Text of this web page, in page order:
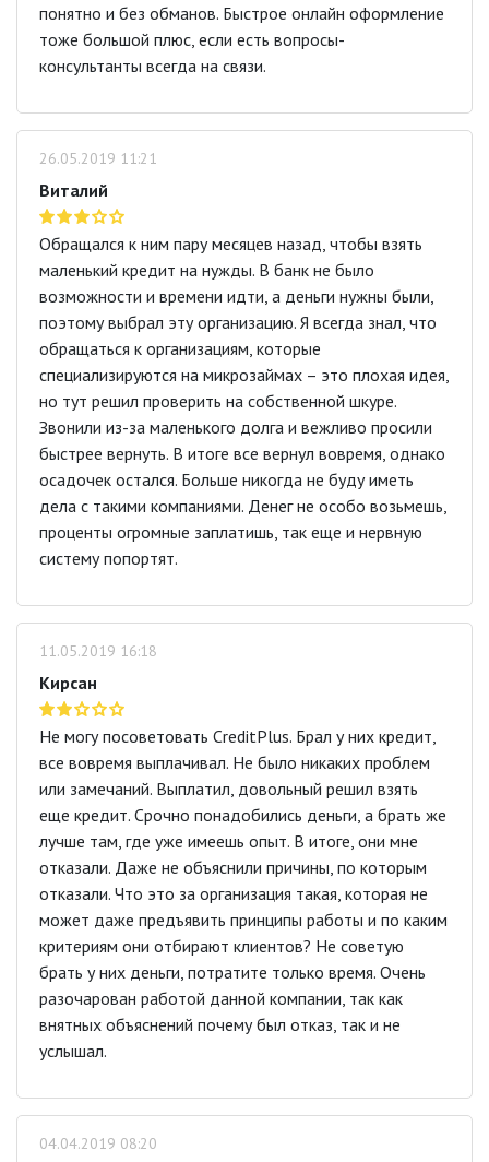
понятно и без обманов. Быстрое онлайн оформление
тоже большой плюс, если есть вопросы-
консультанты всегда на связи.
26.05.2019 11:21
Виталий
Обращался к ним пару месяцев назад, чтобы взять
маленький кредит на нужды. В банк не было
возможности и времени идти, а деньги нужны были,
поэтому выбрал эту организацию. Я всегда знал, что
обращаться к организациям, которые
специализируются на микрозаймах – это плохая идея,
но тут решил проверить на собственной шкуре.
Звонили из-за маленького долга и вежливо просили
быстрее вернуть. В итоге все вернул вовремя, однако
осадочек остался. Больше никогда не буду иметь
дела с такими компаниями. Денег не особо возьмешь,
проценты огромные заплатишь, так еще и нервную
систему попортят.
11.05.2019 16:18
Кирсан
Не могу посоветовать CreditPlus. Брал у них кредит,
все вовремя выплачивал. Не было никаких проблем
или замечаний. Выплатил, довольный решил взять
еще кредит. Срочно понадобились деньги, а брать же
лучше там, где уже имеешь опыт. В итоге, они мне
отказали. Даже не объяснили причины, по которым
отказали. Что это за организация такая, которая не
может даже предъявить принципы работы и по каким
критериям они отбирают клиентов? Не советую
брать у них деньги, потратите только время. Очень
разочарован работой данной компании, так как
внятных объяснений почему был отказ, так и не
услышал.
04.04.2019 08:20